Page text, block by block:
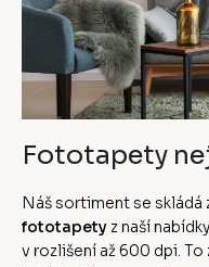
Fototapety
Náš sortiment se skládá
fototapety z naší
v rozlišení až 600 dpi.